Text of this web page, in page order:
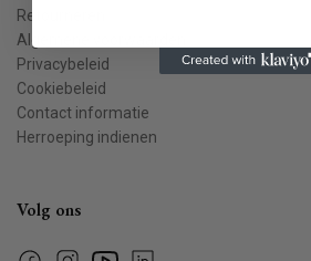
Retourneren
Algemene voorwaarden
Privacybeleid
Cookiebeleid
Contact informatie
Herroeping indienen
Volg ons